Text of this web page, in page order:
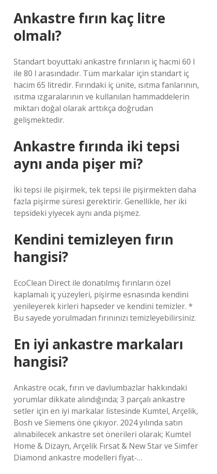
Ankastre fırın kaç litre
olmalı?
Standart boyuttaki ankastre fırınların iç hacmi 60 l
ile 80 l arasındadır. Tüm markalar için standart iç
hacim 65 litredir. Fırındaki iç ünite, ısıtma fanlarının,
ısıtma ızgaralarının ve kullanılan hammaddelerin
miktarı doğal olarak arttıkça doğrudan
gelişmektedir.
Ankastre fırında iki tepsi
aynı anda pişer mi?
İki tepsi ile pişirmek, tek tepsi ile pişirmekten daha
fazla pişirme süresi gerektirir. Genellikle, her iki
tepsideki yiyecek aynı anda pişmez.
Kendini temizleyen fırın
hangisi?
EcoClean Direct ile donatılmış fırınların özel
kaplamalı iç yüzeyleri, pişirme esnasında kendini
yenileyerek kirleri hapseder ve kendini temizler. *
Bu sayede yorulmadan fırınınızı temizleyebilirsiniz.
En iyi ankastre markaları
hangisi?
Ankastre ocak, fırın ve davlumbazlar hakkındaki
yorumlar dikkate alındığında; 3 parçalı ankastre
setler için en iyi markalar listesinde Kumtel, Arçelik,
Bosh ve Siemens öne çıkıyor. 2024 yılında satın
alınabilecek ankastre set önerileri olarak; Kumtel
Home & Dizayn, Arçelik Fırsat & New Star ve Simfer
Diamond ankastre modelleri fiyat-…